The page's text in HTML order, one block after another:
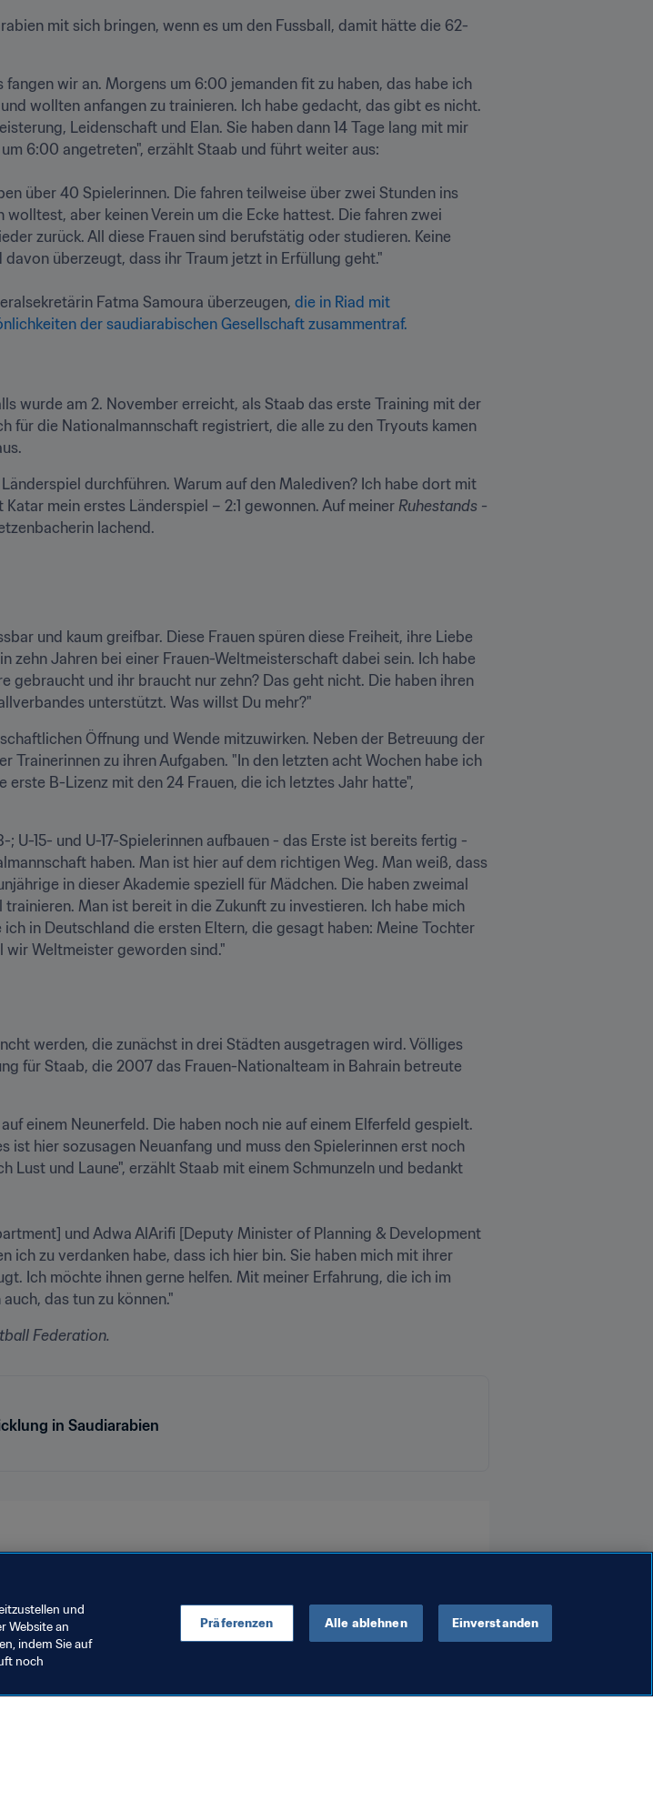
mit sich bringen, wenn es um den Fussball, damit hätte die 62-
wir an. Morgens um 6:00 jemanden fit zu haben, das habe ich
wollten anfangen zu trainieren. Ich habe gedacht, das gibt es nicht.
Leidenschaft und Elan. Sie haben dann 14 Tage lang mit mir
6:00 angetreten", erzählt Staab und führt weiter aus:
über 40 Spielerinnen. Die fahren teilweise über zwei Stunden ins
aber keinen Verein um die Ecke hattest. Die fahren zwei
zurück. All diese Frauen sind berufstätig oder studieren. Keine
überzeugt, dass ihr Traum jetzt in Erfüllung geht."
Fatma Samoura überzeugen, die in Riad mit
der saudiarabischen Gesellschaft zusammentraf.
wurde am 2. November erreicht, als Staab das erste Training mit der
für die Nationalmannschaft registriert, die alle zu den Tryouts kamen
durchführen. Warum auf den Malediven? Ich habe dort mit
mein erstes Länderspiel – 2:1 gewonnen. Auf meiner Ruhestands -
lachend.
und kaum greifbar. Diese Frauen spüren diese Freiheit, ihre Liebe
Jahren bei einer Frauen-Weltmeisterschaft dabei sein. Ich habe
gebraucht und ihr braucht nur zehn? Das geht nicht. Die haben ihren
unterstützt. Was willst Du mehr?"
Öffnung und Wende mitzuwirken. Neben der Betreuung der
zu ihren Aufgaben. "In den letzten acht Wochen habe ich
B-Lizenz mit den 24 Frauen, die ich letztes Jahr hatte",
U-15- und U-17-Spielerinnen aufbauen - das Erste ist bereits fertig -
haben. Man ist hier auf dem richtigen Weg. Man weiß, dass
in dieser Akademie speziell für Mädchen. Die haben zweimal
Man ist bereit in die Zukunft zu investieren. Ich habe mich
in Deutschland die ersten Eltern, die gesagt haben: Meine Tochter
wir Weltmeister geworden sind."
werden, die zunächst in drei Städten ausgetragen wird. Völliges
für Staab, die 2007 das Frauen-Nationalteam in Bahrain betreute
einem Neunerfeld. Die haben noch nie auf einem Elferfeld gespielt.
hier sozusagen Neuanfang und muss den Spielerinnen erst noch
Lust und Laune", erzählt Staab mit einem Schmunzeln und bedankt
und Adwa AlArifi [Deputy Minister of Planning & Development
zu verdanken habe, dass ich hier bin. Sie haben mich mit ihrer
Ich möchte ihnen gerne helfen. Mit meiner Erfahrung, die ich im
das tun zu können."
Federation.
in Saudiarabien
und
Website an
indem Sie auf
noch
Präferenzen Alle ablehnen Einverstanden